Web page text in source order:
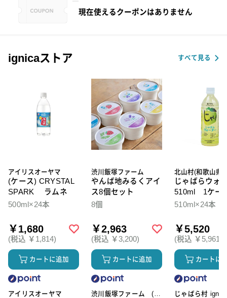
現在使えるクーポンはありません
ignicaストア すべて見る
アイリスオーヤマ
(ケース) CRYSTAL
SPARK ラムネ
500ml×24本
￥1,680
(税込 ￥1,814)
カートに追加
アイリスオーヤマ
渋川飯塚ファーム
やんば地みるくアイ
ス8個セット
8個
￥2,963
(税込 ￥3,200)
カートに追加
渋川飯塚ファーム (ア
北山村(和歌山県)
じゃばらウォ
510ml 1ケー
本入
510ml×24本
￥5,520
(税込 ￥5,961)
カートに
じゃばら村